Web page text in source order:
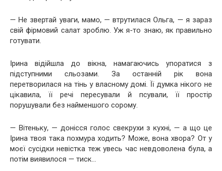
— Не звертай уваги, мамо, — втрутилася Ольга, — я зараз
свій фірмовий салат зроблю. Уж я-то знаю, як правильно
готувати.
Ірина відійшла до вікна, намагаючись упоратися з
підступними сльозами. За останній рік вона
перетворилася на тінь у власному домі. Її думка нікого не
цікавила, її речі пересували й псували, її простір
порушували без найменшого сорому.
— Вітеньку, — донісся голос свекрухи з кухні, — а що це
Ірина твоя така похмура ходить? Може, вона хвора? От у
моєї сусідки невістка теж увесь час невдоволена була, а
потім виявилося — тиск…